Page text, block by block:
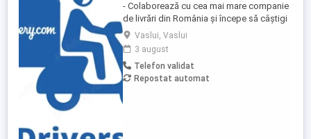
- Colaborează cu cea mai mare companie
de livrări din România și începe să câștigi
rapid! - Cerințe: Minim 18 ani Mijloc de
transport propriu (mașină, scuter,
motocicletă sau bicicletă) Telefon mobil
cu acces la internet - Ce oferim: Plată
săptămânală, fără întârzieri Bonusuri
Vaslui, Vaslui
3 august
Telefon validat
Repostat automat